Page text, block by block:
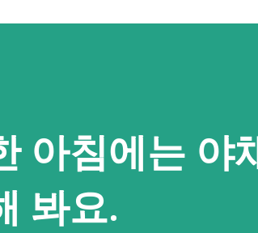
아침에는 야
봐요.